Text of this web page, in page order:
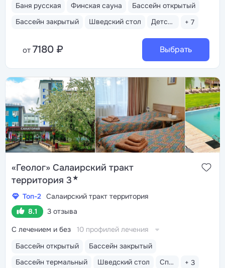
Баня русская Финская сауна
Бассейн открытый
Бассейн закрытый
Шведский стол Детская комната + 7
от 7180 ₽ Выбрать
«Геолог» Салаирский тракт
территория 3★
Топ-2 Салаирский тракт территория
8.1
3 отзыва
Бассейн открытый
Бассейн закрытый
Бассейн термальный
Шведский стол Спа-услуги + 3
С лечением и без 10 профилей лечения